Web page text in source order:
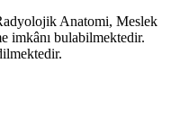
Anatomi, Meslek
imkânı bulabilmektedir.